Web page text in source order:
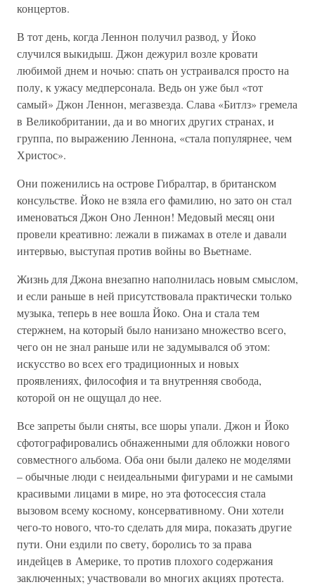
концертов.
В тот день, когда Леннон получил развод, у Йоко
случился выкидыш. Джон дежурил возле кровати
любимой днем и ночью: спать он устраивался просто на
полу, к ужасу медперсонала. Ведь он уже был «тот
самый» Джон Леннон, мегазвезда. Слава «Битлз» гремела
в Великобритании, да и во многих других странах, и
группа, по выражению Леннона, «стала популярнее, чем
Христос».
Они поженились на острове Гибралтар, в британском
консульстве. Йоко не взяла его фамилию, но зато он стал
именоваться Джон Оно Леннон! Медовый месяц они
провели креативно: лежали в пижамах в отеле и давали
интервью, выступая против войны во Вьетнаме.
Жизнь для Джона внезапно наполнилась новым смыслом,
и если раньше в ней присутствовала практически только
музыка, теперь в нее вошла Йоко. Она и стала тем
стержнем, на который было нанизано множество всего,
чего он не знал раньше или не задумывался об этом:
искусство во всех его традиционных и новых
проявлениях, философия и та внутренняя свобода,
которой он не ощущал до нее.
Все запреты были сняты, все шоры упали. Джон и Йоко
сфотографировались обнаженными для обложки нового
совместного альбома. Оба они были далеко не моделями
– обычные люди с неидеальными фигурами и не самыми
красивыми лицами в мире, но эта фотосессия стала
вызовом всему косному, консервативному. Они хотели
чего-то нового, что-то сделать для мира, показать другие
пути. Они ездили по свету, боролись то за права
индейцев в Америке, то против плохого содержания
заключенных; участвовали во многих акциях протеста.